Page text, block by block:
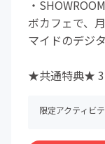
・
ボカフェで、
マイドのデジ
★共通特典★ 3
限定アクティビ